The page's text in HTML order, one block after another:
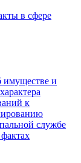
в сфере
имуществе и
к
службе